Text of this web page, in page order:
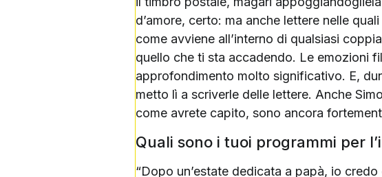
d’amore, certo: ma anche lettere nelle
come avviene all’interno di qualsiasi
quello che ti sta accadendo. Le emozioni
approfondimento molto significativo. E,
metto lì a scriverle delle lettere. Anche
come avrete capito, sono ancora
Quali sono i tuoi programmi per
“Dopo un’estate dedicata a papà, io